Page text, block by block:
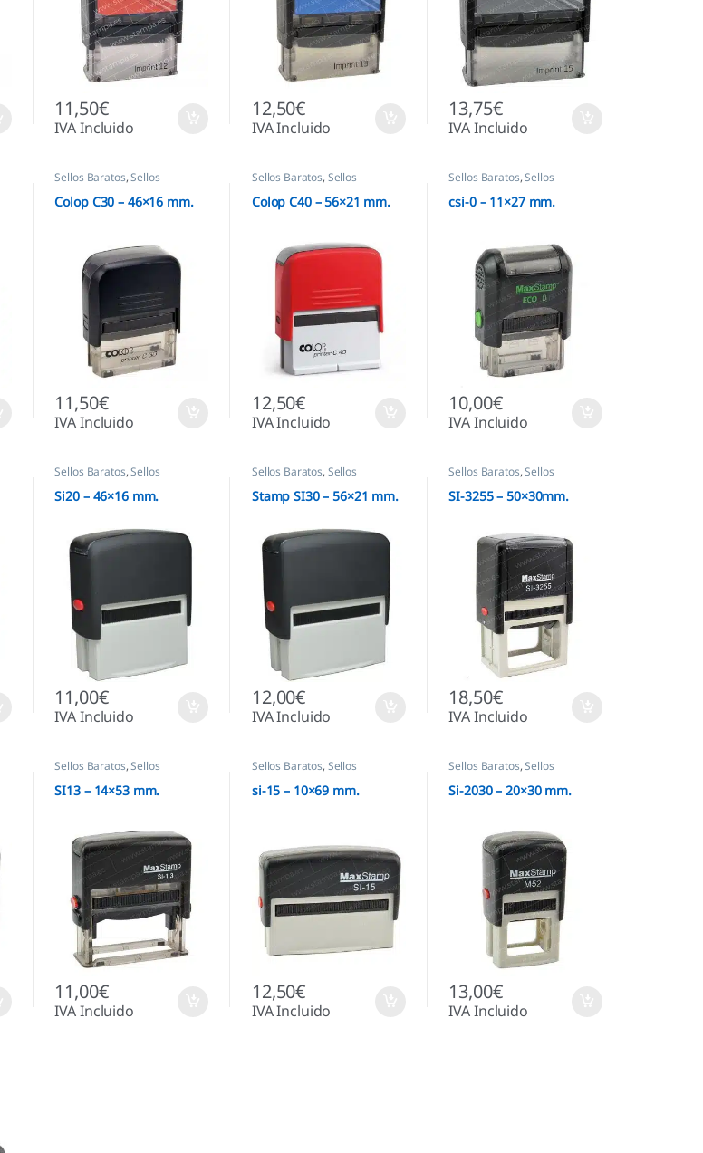
11,50€
IVA Incluido
12,50€
IVA Incluido
13,75€
IVA Incluido
Sellos Baratos,Sellos
Sellos empresas
Colop C30 – 46×16 mm.
11,50€
IVA Incluido
Sellos Baratos, Sellos
Sellos empresas
Colop C40 – 56×21 mm.
12,50€
IVA Incluido
Sellos Baratos,Sellos
csi-0 – 11×27 mm.
10,00€
IVA Incluido
Sellos Baratos,Sellos
Si20 – 46×16 mm.
11,00€
IVA Incluido
Sellos Baratos, Sellos
Stamp SI30 – 56×21 mm.
12,00€
IVA Incluido
Sellos Baratos,Sellos
SI-3255 – 50×30mm.
18,50€
IVA Incluido
Sellos Baratos,Sellos
SI13 – 14×53 mm.
11,00€
IVA Incluido
Sellos Baratos, Sellos
si-15 – 10×69 mm.
12,50€
IVA Incluido
Sellos Baratos,Sellos
Si-2030 – 20×30 mm.
13,00€
IVA Incluido